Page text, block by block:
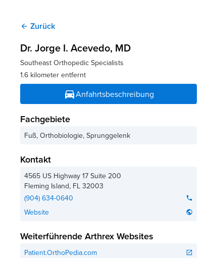
arrow_back Zurück
Dr. Jorge I. Acevedo, MD
Southeast Orthopedic Specialists
1.6 kilometer entfernt
directions_carAnfahrtsbeschreibung
Fachgebiete
Fuß, Orthobiologie, Sprunggelenk
Kontakt
4565 US Highway 17 Suite 200
Fleming Island, FL 32003
(904) 634-0640
phone
Website public
Weiterführende Arthrex Websites
Patient.OrthoPedia.com open_in_new